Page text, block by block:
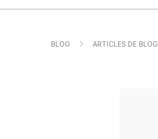
FR
BLOG ARTICLES DE BLOG